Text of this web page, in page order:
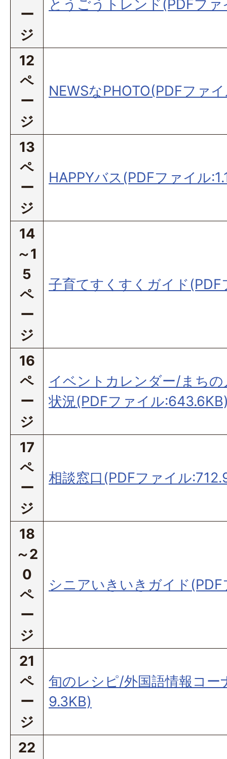
ー
ジ
とうごうトレンド(PDFフ
12
ペ
ー
ジ
NEWSなPHOTO(PDFファ
13
ペ
ー
ジ
HAPPYバス(PDFファイル
14
～1
5
ペ
ー
ジ
子育てすくすくガイド(PDF
16
ペ
ー
ジ
イベントカレンダー/まち
状況(PDFファイル
17
ペ
ー
ジ
相談窓口(PDFファイル
18
～2
0
ペ
ー
ジ
シニアいきいきガイド
21
ペ
ー
ジ
旬のレシピ/外国語情報コ
9.3KB)
22